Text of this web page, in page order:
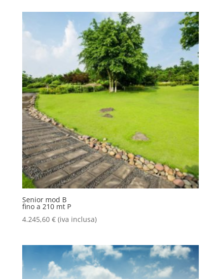
Senior mod B
fino a 210 mt P
4.245,60 € (iva inclusa)